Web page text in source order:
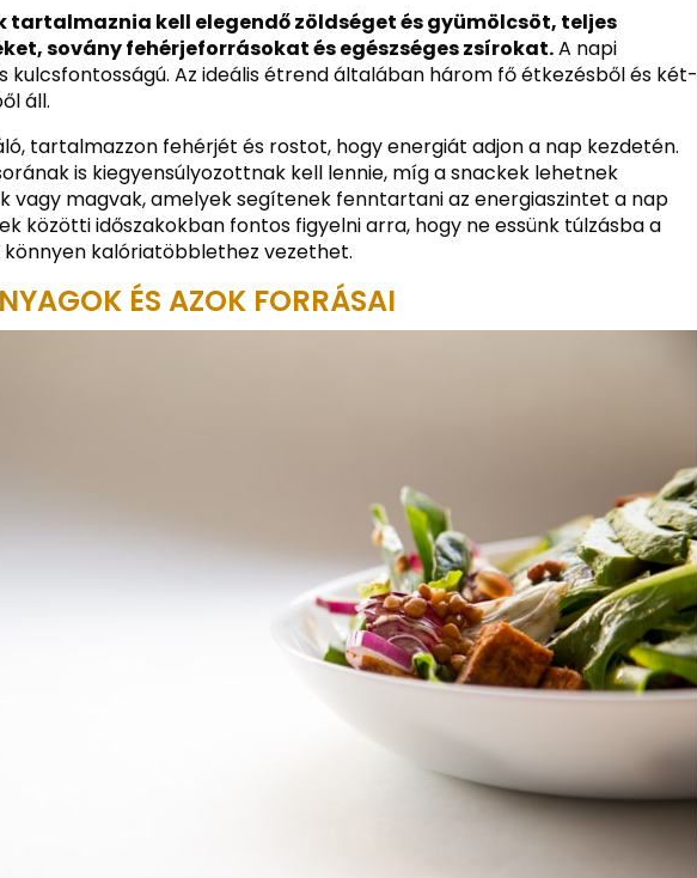
tartalmaznia kell elegendő zöldséget és gyümölcsöt, teljes
sovány fehérjeforrásokat és egészséges zsírokat.A napi
kulcsfontosságú. Az ideális étrend általában három fő étkezésből és két-
áll.
tartalmazzon fehérjét és rostot, hogy energiát adjon a nap kezdetén.
is kiegyensúlyozottnak kell lennie, míg a snackek lehetnek
vagy magvak, amelyek segítenek fenntartani az energiaszintet a nap
közötti időszakokban fontos figyelni arra, hogy ne essünk túlzásba a
könnyen kalóriatöbblethez vezethet.
ÉS AZOK FORRÁSAI